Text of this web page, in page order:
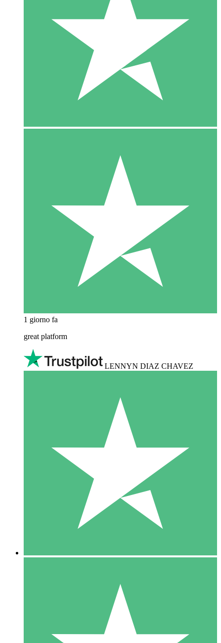
1 giorno fa
great platform
LENNYN DIAZ CHAVEZ